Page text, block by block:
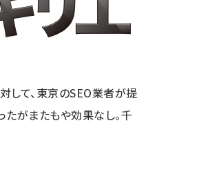
して、東京のSEO業者が提
たがまたもや効果なし。千